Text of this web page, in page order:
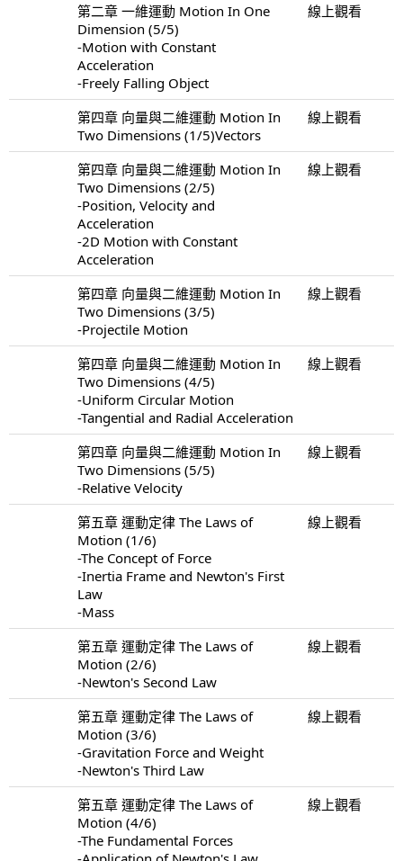
第二章 一維運動 Motion In One
Dimension (5/5)
-Motion with Constant
Acceleration
-Freely Falling Object
線上觀看
第四章 向量與二維運動 Motion In
Two Dimensions (1/5)Vectors
線上觀看
第四章 向量與二維運動 Motion In
Two Dimensions (2/5)
-Position, Velocity and
Acceleration
-2D Motion with Constant
Acceleration
線上觀看
第四章 向量與二維運動 Motion In
Two Dimensions (3/5)
-Projectile Motion
線上觀看
第四章 向量與二維運動 Motion In
Two Dimensions (4/5)
-Uniform Circular Motion
-Tangential and Radial Acceleration
線上觀看
第四章 向量與二維運動 Motion In
Two Dimensions (5/5)
-Relative Velocity
線上觀看
第五章 運動定律 The Laws of
Motion (1/6)
-The Concept of Force
-Inertia Frame and Newton's First
Law
-Mass
線上觀看
第五章 運動定律 The Laws of
Motion (2/6)
-Newton's Second Law
線上觀看
第五章 運動定律 The Laws of
Motion (3/6)
-Gravitation Force and Weight
-Newton's Third Law
線上觀看
第五章 運動定律 The Laws of
Motion (4/6)
-The Fundamental Forces
線上觀看